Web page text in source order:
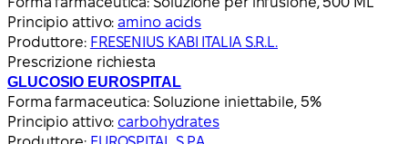
Principio attivo:amino acids
Produttore: FRESENIUS KABI ITALIA S.R.L.
Prescrizione richiesta
GLUCOSIO EUROSPITAL
Forma farmaceutica: Soluzione iniettabile, 5%
Principio attivo: carbohydrates